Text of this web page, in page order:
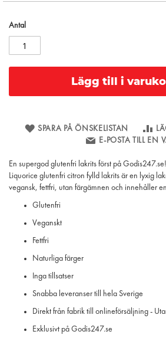
Antal
Lägg till i
SPARA PÅ ÖNSKELISTAN
E-POSTA TILL EN
En supergod glutenfri lakrits först på
Liquorice glutenfri citron fylld lakrits är en lyxig
vegansk, fettfri, utan färgämnen och innehåller
Glutenfri
Veganskt
Fettfri
Naturliga färger
Inga tillsatser
Snabba leveranser till hela Sverige
Direkt från fabrik till onlineförsäljning -
Exklusivt på Godis247.se